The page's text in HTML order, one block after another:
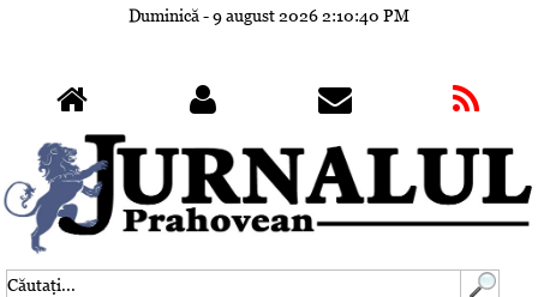
Duminică - 9 august 2026 2:10:43 PM